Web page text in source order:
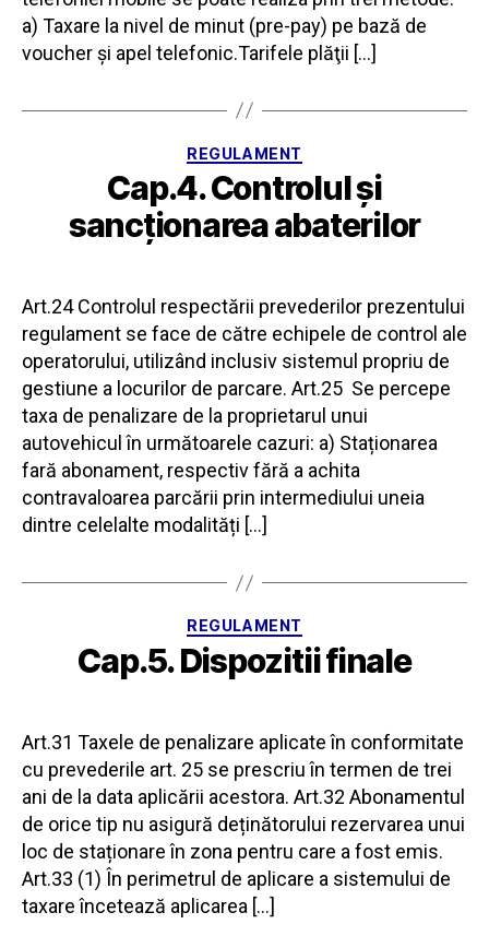
a) Taxare la nivel de minut (pre-pay) pe bază de
voucher şi apel telefonic.Tarifele plăţii […]
Categorii
REGULAMENT
Cap.4. Controlul şi
sancţionarea abaterilor
Art.24 Controlul respectării prevederilor prezentului
regulament se face de către echipele de control ale
operatorului, utilizând inclusiv sistemul propriu de
gestiune a locurilor de parcare. Art.25 Se percepe
taxa de penalizare de la proprietarul unui
autovehicul în următoarele cazuri: a) Staționarea
fară abonament, respectiv fără a achita
contravaloarea parcării prin intermediului uneia
dintre celelalte modalități […]
Categorii
REGULAMENT
Cap.5. Dispozitii finale
Art.31 Taxele de penalizare aplicate în conformitate
cu prevederile art. 25 se prescriu în termen de trei
ani de la data aplicării acestora. Art.32 Abonamentul
de orice tip nu asigură deținătorului rezervarea unui
loc de staționare în zona pentru care a fost emis.
Art.33 (1) În perimetrul de aplicare a sistemului de
taxare încetează aplicarea […]